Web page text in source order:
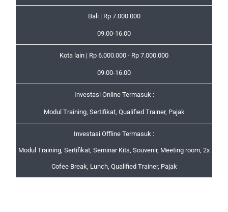
Bali | Rp 7.000.000
09.00-16.00
Kota lain | Rp 6.000.000 - Rp 7.000.000
09.00-16.00
Investasi Online Termasuk :
Modul Training, Sertifikat, Qualified Trainer, Pajak
Investasi Offline Termasuk :
Modul Training, Sertifikat, Seminar Kits, Souvenir, Meeting room, 2x
Cofee Break, Lunch, Qualified Trainer, Pajak